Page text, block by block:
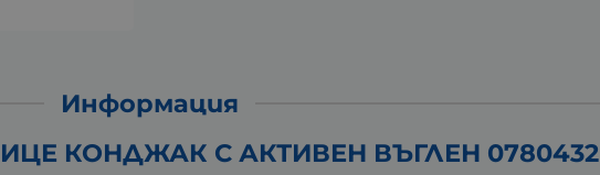
Информация
КОНДЖАК С АКТИВЕН ВЪГЛЕН 0780432